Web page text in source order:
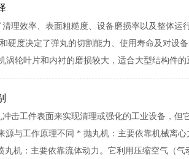
理效率、表面粗糙度、设备磨损率以及整体运
硬度决定了弹丸的切割能力、使用寿命及对设
轮叶片和内衬的磨损较大，适合大型结构件的
击工件表面来实现清理或强化的工业设备，但
源与工作原理不同 * 抛丸机：主要依靠机械离
机：主要依靠流体动力。它利用压缩空气（